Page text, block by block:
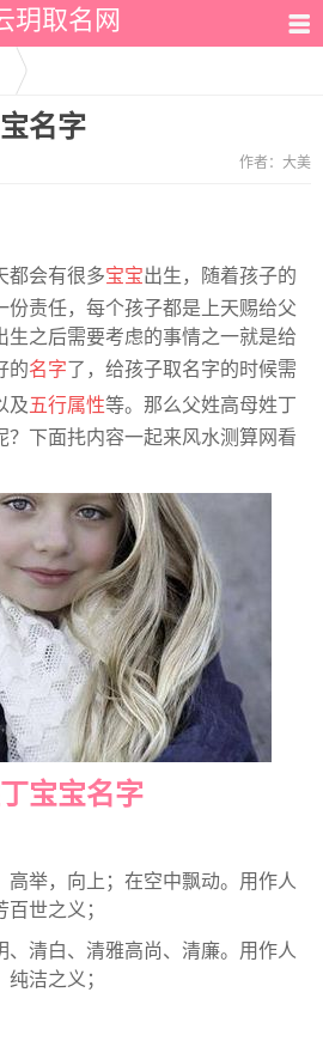
玥取名网
名字
作者： 大美
都会有很多宝宝出生，随着孩子的
份责任，每个孩子都是上天赐给父
生之后需要考虑的事情之一就是给
的名字了，给孩子取名字的时候需
及五行属性等。那么父姓高母姓丁
？下面扥内容一起来风水测算网看
宝宝名字
高举，向上；在空中飘动。用作人
世之义；
、清白、清雅高尚、清廉。用作人
洁之义；